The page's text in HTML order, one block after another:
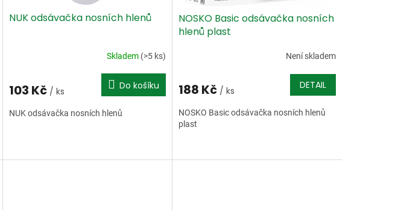
NUK odsávačka nosních hlenů
Skladem (>5 ks)
103 Kč / ks Do košíku
NUK odsávačka nosních hlenů
NOSKO Basic odsávačka nosních
hlenů plast
Není skladem
188 Kč / ks DETAIL
NOSKO Basic odsávačka nosních hlenů
plast